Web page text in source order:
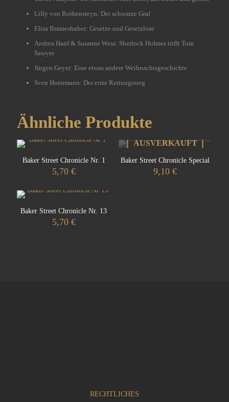
Lilly von Rothensteyn: Der schwarze Graf
Elisa Brameshuber: Gesetze und Gesetzlose
Andrea Hanf & Susanne Wess: Sherlock Holmes trifft Tom
Sawyer
Jürgen Geyer: Eine etwas andere Weihnachtsgeschichte
Sven Horstmann: Der erste Rettungsweg
Ähnliche Produkte
Baker Street Chronicle Nr. 1
5,70 €
AUSVERKAUFT
Baker Street Chronicle Special
9,10€
Baker Street Chronicle Nr. 13
5,70 €
RECHTLICHES